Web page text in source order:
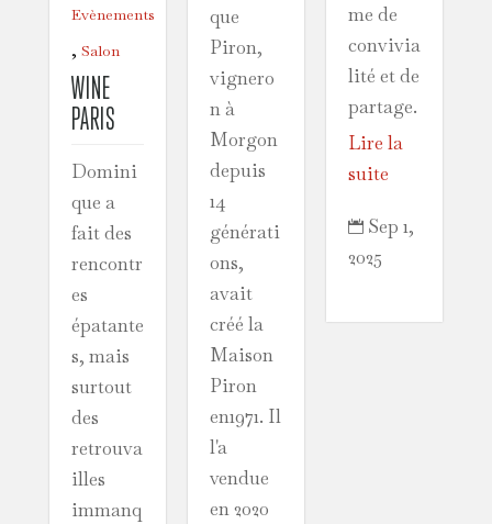
me de
convivia
lité et de
partage.
Lire la
suite
 Sep 1,
2025
que
Piron,
vignero
n à
Morgon
depuis
14
générati
ons,
avait
créé la
Maison
Piron
en1971. Il
l'a
vendue
en 2020
Evènements
, Salon
WINE
PARIS
Domini
que a
fait des
rencontr
es
épatante
s, mais
surtout
des
retrouva
illes
immanq